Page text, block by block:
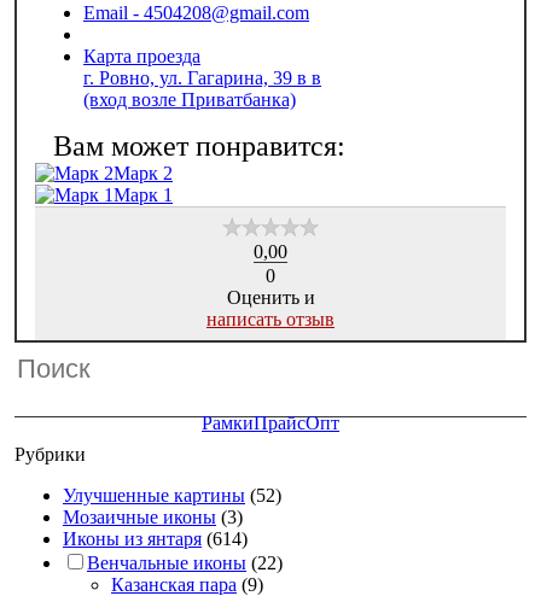
Email - 4504208@gmail.com
Карта проезда
г. Ровно, ул. Гагарина, 39 в в
(вход возле Приватбанка)
Марк 2
Марк 1
0,00
0
Оценить и
написать отзыв
РамкиПрайсОпт
Рубрики
Улучшенные картины (52)
Мозаичные иконы (3)
Иконы из янтаря (614)
Венчальные иконы (22)
Казанская пара (9)